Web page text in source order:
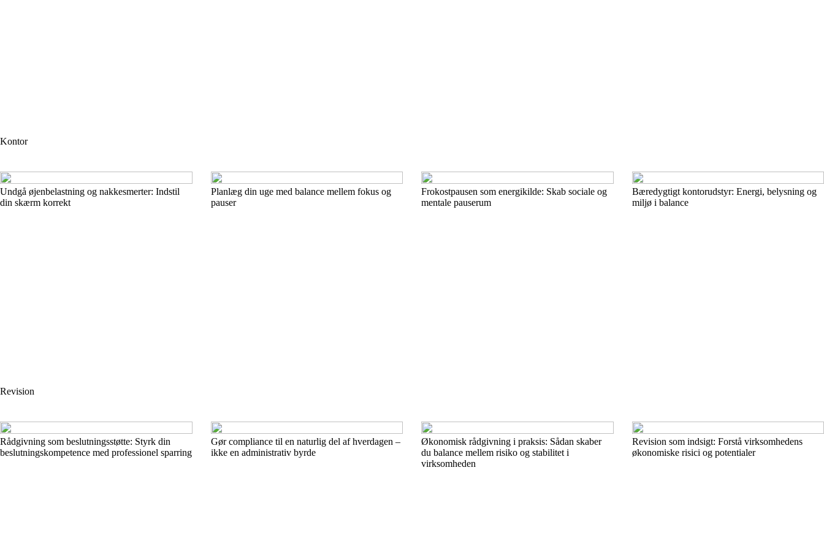
Kontor
Undgå øjenbelastning og nakkesmerter: Indstil
din skærm korrekt
Planlæg din uge med balance mellem fokus og
pauser
Frokostpausen som energikilde: Skab sociale og
mentale pauserum
Bæredygtigt kontorudstyr: Energi, belysning og
miljø i balance
Revision
Rådgivning som beslutningsstøtte: Styrk din
beslutningskompetence med professionel sparring
Gør compliance til en naturlig del af hverdagen –
ikke en administrativ byrde
Økonomisk rådgivning i praksis: Sådan skaber
du balance mellem risiko og stabilitet i
virksomheden
Revision som indsigt: Forstå virksomhedens
økonomiske risici og potentialer